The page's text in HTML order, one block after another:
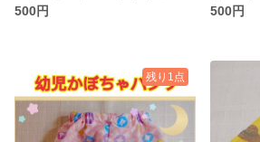
500円
500円
残り1点